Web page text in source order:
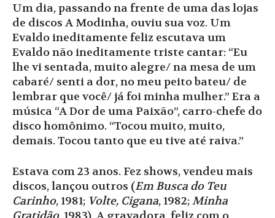
Um dia, passando na frente de uma das lojas
de discos A Modinha, ouviu sua voz. Um
Evaldo ineditamente feliz escutava um
Evaldo não ineditamente triste cantar: “Eu
lhe vi sentada, muito alegre/ na mesa de um
cabaré/ senti a dor, no meu peito bateu/ de
lembrar que você/ já foi minha mulher.” Era a
música “A Dor de uma Paixão”, carro-chefe do
disco homônimo. “Tocou muito, muito,
demais. Tocou tanto que eu tive até raiva.”
Estava com 23 anos. Fez shows, vendeu mais
discos, lançou outros (Em Busca do Teu
Carinho, 1981; Volte, Cigana, 1982;Minha